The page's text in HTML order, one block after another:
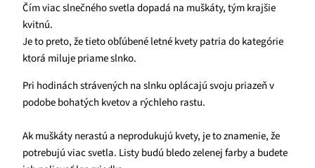
Čím viac slnečného svetla dopadá na muškáty, tým krajšie
kvitnú.
Je to preto, že tieto obľúbené letné kvety patria do kategórie
ktorá miluje priame slnko.
Pri hodinách strávených na slnku oplácajú svoju priazeň v
podobe bohatých kvetov a rýchleho rastu.
Ak muškáty nerastú a neprodukujú kvety, je to znamenie, že
potrebujú viac svetla. Listy budú bledo zelenej farby a budete